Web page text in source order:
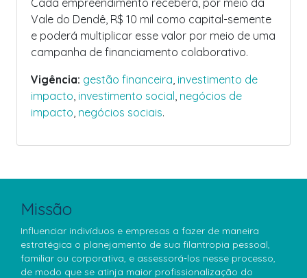
Cada empreendimento receberá, por meio da
Vale do Dendê, R$ 10 mil como capital-semente
e poderá multiplicar esse valor por meio de uma
campanha de financiamento colaborativo.
Vigência: gestão financeira, investimento de
impacto, investimento social, negócios de
impacto, negócios sociais.
Missão
Influenciar indivíduos e empresas a fazer de maneira
estratégica o planejamento de sua filantropia pessoal,
familiar ou corporativa, e assessorá-los nesse processo,
de modo que se atinja maior profissionalização do